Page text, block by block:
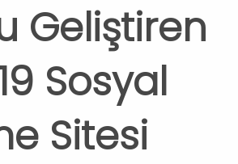
Geliştiren
Sosyal
Sitesi